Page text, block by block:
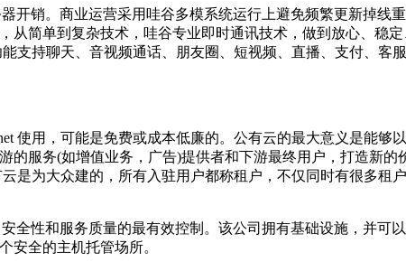
销。商业运营采用哇谷多模系统运行上避免频繁更新掉线
简单到复杂技术，哇谷专业即时通讯技术，做到放心、稳
支持聊天、音视频通话、朋友圈、短视频、直播、支付、客
使用，可能是免费或成本低廉的。公有云的最大意义是能够
服务(如增值业务，广告)提供者和下游最终用户，打造新的
是为大众建的，所有入驻用户都称租户，不仅同时有很多租
全性和服务质量的最有效控制。该公司拥有基础设施，并可
安全的主机托管场所。